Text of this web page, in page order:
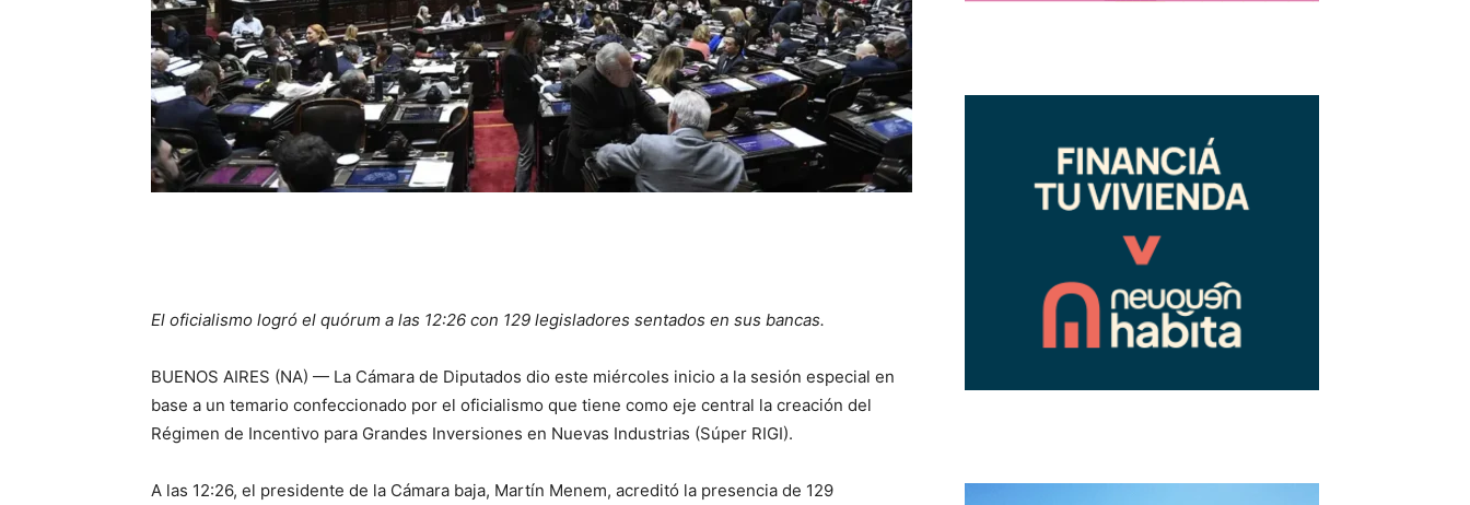
El oficialismo logró el quórum a las 12:26 con 129 legisladores sentados en sus bancas.
BUENOS AIRES (NA) — La Cámara de Diputados dio este miércoles inicio a la sesión especial en
base a un temario confeccionado por el oficialismo que tiene como eje central la creación del
Régimen de Incentivo para Grandes Inversiones en Nuevas Industrias (Súper RIGI).
A las 12:26, el presidente de la Cámara baja, Martín Menem, acreditó la presencia de 129